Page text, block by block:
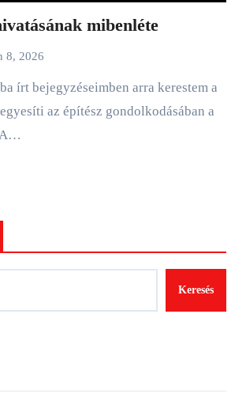
mibenléte
8, 2026
az építész gondolkodásában a
A…
Keresés